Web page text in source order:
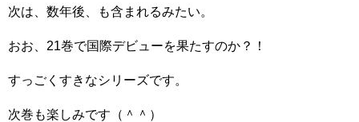
次は、数年後、も含まれるみたい。
おお、21巻で国際デビューを果たすのか？！
すっごくすきなシリーズです。
次巻も楽しみです（＾＾）